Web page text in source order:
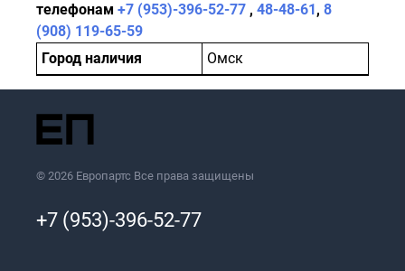
телефонам +7 (953)-396-52-77 , 48-48-61, 8
(908) 119-65-59
Город наличия
Омск
© 2026 Европартс Все права защищены
+7 (953)-396-52-77